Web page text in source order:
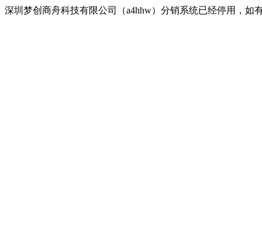
深圳梦创商舟科技有限公司（a4hhw）分销系统已经停用，如